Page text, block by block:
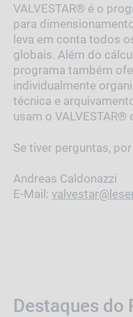
VALVESTAR® é o
para
leva em conta todos
globais. Além do
programa também
individualmente
técnica e
usam o VALVESTAR®
Se tiver perguntas,
Andreas Caldonazzi
E-Mail:
Destaques do